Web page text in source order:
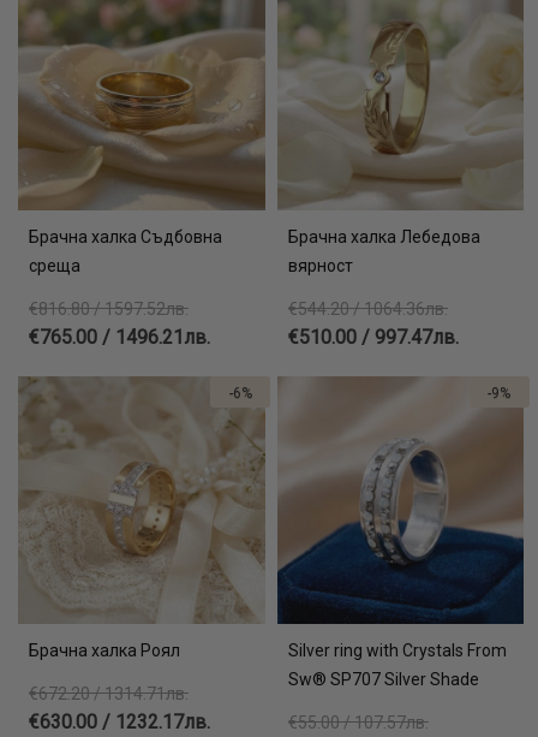
Брачна халка Съдбовна
среща
€816.80 / 1597.52лв.
€765.00 / 1496.21лв.
Брачна халка Лебедова
вярност
€544.20 / 1064.36лв.
€510.00 / 997.47лв.
Брачна халка Роял
€672.20 / 1314.71лв.
€630.00 / 1232.17лв.
-6%
Silver ring with Crystals From
Sw® SP707 Silver Shade
€55.00 / 107.57лв.
-9%